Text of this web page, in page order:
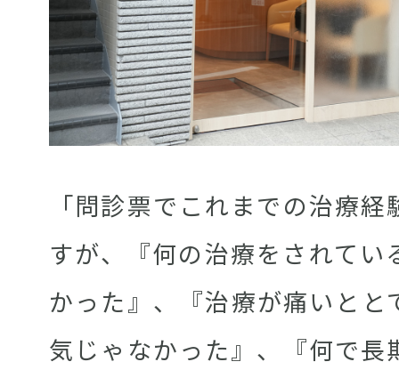
「問診票でこれまでの治療
すが、『何の治療をされてい
かった』、『治療が痛いとと
気じゃなかった』、『何で長